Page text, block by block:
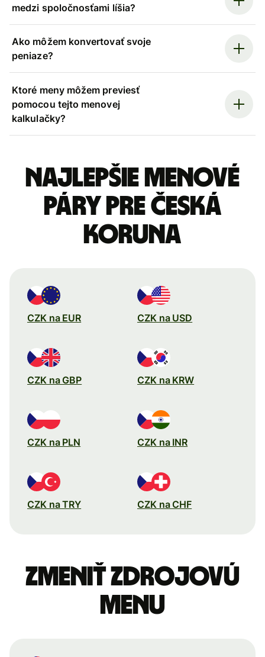
medzi spoločnosťami líšia?
Ako môžem konvertovať svoje
peniaze?
Ktoré meny môžem previesť
pomocou tejto menovej
kalkulačky?
Najlepšie menové
páry pre Česká
koruna
CZK na EUR CZK na USD
CZK na GBP CZK na KRW
CZK na PLN CZK na INR
CZK na TRY CZK na CHF
Zmeniť zdrojovú
menu